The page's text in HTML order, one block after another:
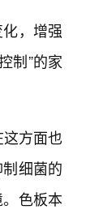
，增强
制”的家
方面也
细菌的
色板本